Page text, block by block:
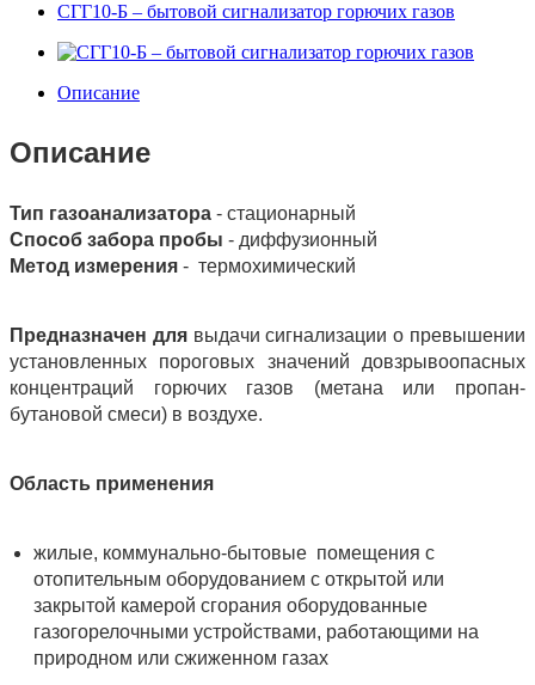
СГГ10-Б – бытовой сигнализатор горючих газов
Описание
Описание
Тип газоанализатора - стационарный
Способ забора пробы - диффузионный
Метод измерения - термохимический
Предназначен длявыдачи сигнализации о превышении
установленных пороговых значений довзрывоопасных
концентраций горючих газов (метана или пропан-
бутановой смеси) в воздухе.
Область применения
жилые, коммунально-бытовые помещения с
отопительным оборудованием с открытой или
закрытой камерой сгорания оборудованные
газогорелочными устройствами, работающими на
природном или сжиженном газах